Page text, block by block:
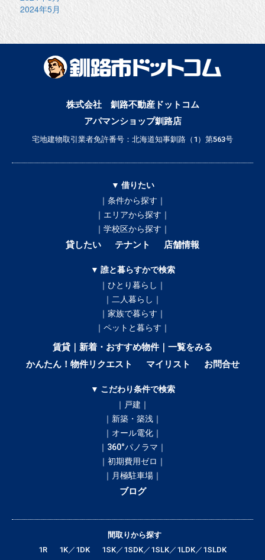
2024年5月
株式会社 釧路不動産ドットコム
アパマンショップ釧路店
宅地建物取引業者免許番号：北海道知事釧路（1）第563号
▼ 借りたい
｜条件から探す｜
｜エリアから探す｜
｜学校区から探す｜
貸したい テナント 店舗情報
▼ 誰と暮らすかで検索
｜ひとり暮らし｜
｜二人暮らし｜
｜家族で暮らす｜
｜ペットと暮らす｜
賃貸｜新着・おすすめ物件｜一覧をみる
かんたん！物件リクエスト
マイリスト お問合せ
▼ こだわり条件で検索
｜戸建｜
｜新築・築浅｜
｜オール電化｜
｜360°パノラマ｜
｜初期費用ゼロ｜
｜月極駐車場｜
ブログ
間取りから探す
1R
1K／1DK 1SK／1SDK／1SLK／1LDK／1SLDK